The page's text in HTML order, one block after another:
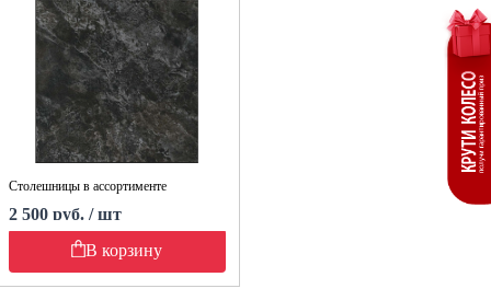
Столешницы в ассортименте
2 500 руб. / шт
В корзину